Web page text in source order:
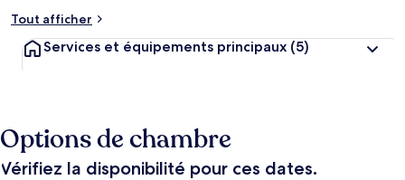
Tout afficher
Services et équipements principaux (5)
Options de chambre
Vérifiez la disponibilité pour ces dates.